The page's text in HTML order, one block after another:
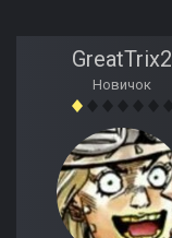
GreatTrix2
Новичок